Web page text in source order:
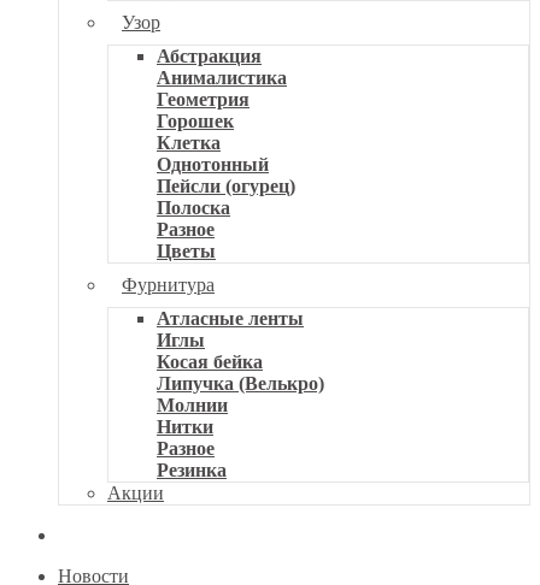
Узор
Абстракция
Анималистика
Геометрия
Горошек
Клетка
Однотонный
Пейсли (огурец)
Полоска
Разное
Цветы
Фурнитура
Атласные ленты
Иглы
Косая бейка
Липучка (Велькро)
Молнии
Нитки
Разное
Резинка
Акции
Новости